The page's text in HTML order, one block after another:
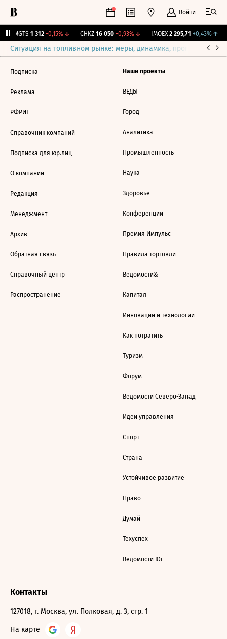
Войти
MGTS 1 312 -0,15%↓ CHKZ 16 050 -0,93%↓ IMOEX 2 295,71 +0,43%↑
Ситуация на топливном рынке: меры, динамика, прогнозы
Подписка
Реклама
РФРИТ
Справочник компаний
Подписка для юр.лиц
О компании
Редакция
Менеджмент
Архив
Обратная связь
Справочный центр
Распространение
Наши проекты
ВЕДЫ
Город
Аналитика
Промышленность
Наука
Здоровье
Конференции
Премия Импульс
Правила торговли
Ведомости&
Капитал
Инновации и технологии
Как потратить
Туризм
Форум
Ведомости Северо-Запад
Идеи управления
Спорт
Страна
Устойчивое развитие
Право
Думай
Техуспех
Ведомости Юг
Контакты
127018, г. Москва, ул. Полковая, д. 3, стр. 1
На карте